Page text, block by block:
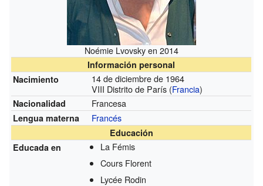
Noémie Lvovsky en 2014
Información personal
Nacimiento
14 de diciembre de 1964
VIII Distrito de París (Francia)
Nacionalidad Francesa
Lengua materna Francés
Educación
Educada en
La Fémis
Cours Florent
Lycée Rodin